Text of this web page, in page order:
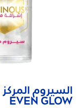
السيروم المركز
EVEN GLOW